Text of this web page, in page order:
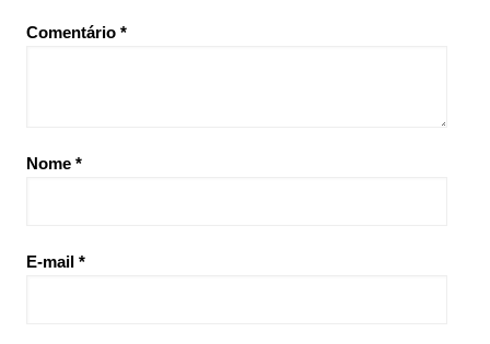
Comentário *
Nome *
E-mail *